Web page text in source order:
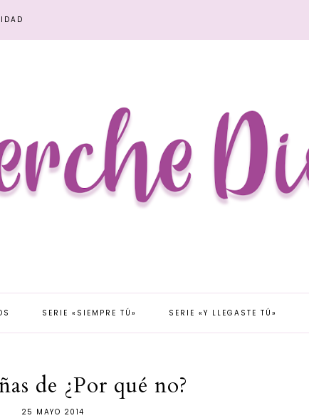
SERIE «SIEMPRE TÚ» SERIE «Y LLEGASTE TÚ»
de ¿Por qué no?
25 MAYO 2014